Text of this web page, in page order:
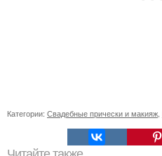
Категории: Свадебные прически и макияж,